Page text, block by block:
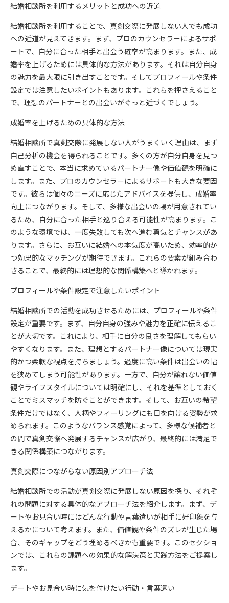
結婚相談所を利用するメリットと成功への近道
結婚相談所を利用することで、真剣交際に発展しない人でも成功
への近道が見えてきます。まず、プロのカウンセラーによるサポ
ートで、自分に合った相手と出会う確率が高まります。また、成
婚率を上げるためには具体的な方法があります。それは自分自身
の魅力を最大限に引き出すことです。そしてプロフィールや条件
設定では注意したいポイントもあります。これらを押さえること
で、理想のパートナーとの出会いがぐっと近づくでしょう。
成婚率を上げるための具体的な方法
結婚相談所で真剣交際に発展しない人がうまくいく理由は、まず
自己分析の機会を得られることです。多くの方が自分自身を見つ
め直すことで、本当に求めているパートナー像や価値観を明確に
します。また、プロのカウンセラーによるサポートも大きな要因
です。彼らは個々のニーズに応じたアドバイスを提供し、成婚率
向上につながります。そして、多様な出会いの場が用意されてい
るため、自分に合った相手と巡り合える可能性が高まります。こ
のような環境では、一度失敗しても次へ進む勇気とチャンスがあ
ります。さらに、お互いに結婚への本気度が高いため、効率的か
つ効果的なマッチングが期待できます。これらの要素が組み合わ
さることで、最終的には理想的な関係構築へと導かれます。
プロフィールや条件設定で注意したいポイント
結婚相談所での活動を成功させるためには、プロフィールや条件
設定が重要です。まず、自分自身の強みや魅力を正確に伝えるこ
とが大切です。これにより、相手に自分の良さを理解してもらい
やすくなります。また、理想とするパートナー像については現実
的かつ柔軟な視点を持ちましょう。過度に高い条件は出会いの幅
を狭めてしまう可能性があります。一方で、自分が譲れない価値
観やライフスタイルについては明確にし、それを基準としておく
ことでミスマッチを防ぐことができます。そして、お互いの希望
条件だけではなく、人柄やフィーリングにも目を向ける姿勢が求
められます。このようなバランス感覚によって、多様な候補者と
の間で真剣交際へ発展するチャンスが広がり、最終的には満足で
きる関係構築につながります。
真剣交際につながらない原因別アプローチ法
結婚相談所での活動が真剣交際に発展しない原因を探り、それぞ
れの問題に対する具体的なアプローチ法を紹介します。まず、デ
ートやお見合い時にはどんな行動や言葉遣いが相手に好印象を与
えるかについて考えます。また、価値観や条件のズレが生じた場
合、そのギャップをどう埋めるべきかも重要です。このセクショ
ンでは、これらの課題への効果的な解決策と実践方法をご提案し
ます。
デートやお見合い時に気を付けたい行動・言葉遣い